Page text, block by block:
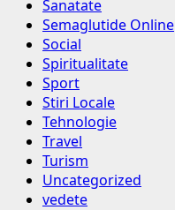
Sanatate
Semaglutide Online
Social
Spiritualitate
Sport
Stiri Locale
Tehnologie
Travel
Turism
Uncategorized
vedete